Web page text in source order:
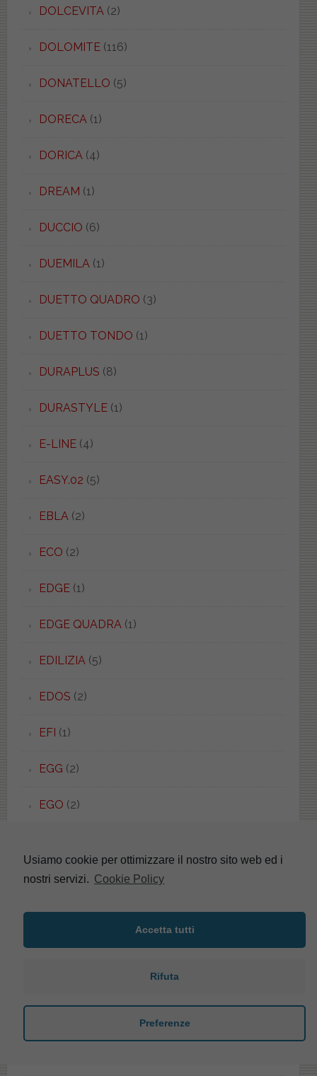
DOLCEVITA(2)
DOLOMITE(116)
DONATELLO (5)
DORECA(1)
DORICA(4)
DREAM (1)
DUCCIO (6)
DUEMILA(1)
DUETTO QUADRO (3)
DUETTO TONDO (1)
DURAPLUS (8)
DURASTYLE(1)
E-LINE(4)
EASY.02 (5)
EBLA(2)
ECO (2)
EDGE(1)
EDGE QUADRA(1)
EDILIZIA(5)
EDOS (2)
EFI (1)
EGG (2)
EGO (2)
ELCA(2)
ELEGANT(1)
ELENA(4)
Usiamo cookie per ottimizzare il nostro sito web ed i
nostri servizi. Cookie Policy
Accetta tutti
Rifuta
Preferenze